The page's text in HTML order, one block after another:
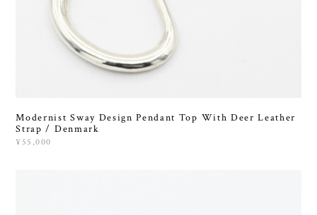
Modernist Sway Design Pendant Top With Deer Leather
Strap / Denmark
¥55,000